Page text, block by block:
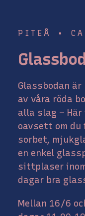
PITEÅ •
Glassbodan
av våra röda
alla slag –
oavsett om du
sorbet,
en enkel
sittplaser
dagar bra
Mellan 16/6